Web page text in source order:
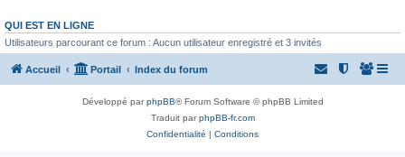
QUI EST EN LIGNE
Utilisateurs parcourant ce forum : Aucun utilisateur enregistré et 3 invités
Accueil Portail Index du forum
Développé parphpBB® Forum Software © phpBB Limited
Traduit parphpBB-fr.com
Confidentialité | Conditions